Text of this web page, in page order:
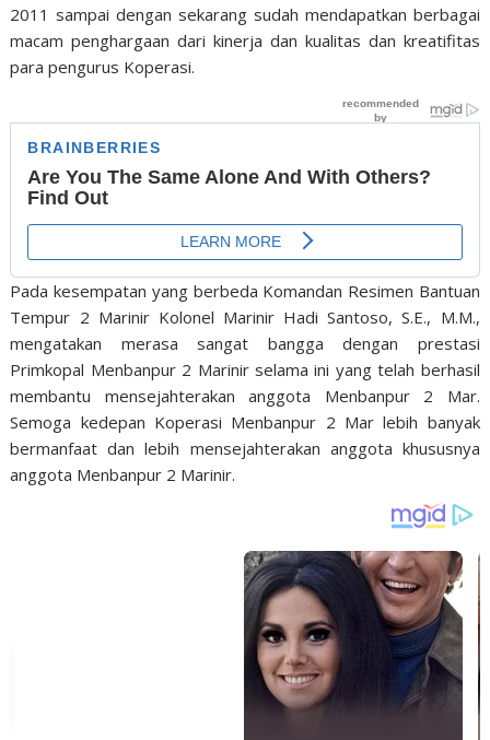
2011 sampai dengan sekarang sudah mendapatkan berbagai
macam penghargaan dari kinerja dan kualitas dan kreatifitas
para pengurus Koperasi.
Pada kesempatan yang berbeda Komandan Resimen Bantuan
Tempur 2 Marinir Kolonel Marinir Hadi Santoso, S.E., M.M.,
mengatakan merasa sangat bangga dengan prestasi
Primkopal Menbanpur 2 Marinir selama ini yang telah berhasil
membantu mensejahterakan anggota Menbanpur 2 Mar.
Semoga kedepan Koperasi Menbanpur 2 Mar lebih banyak
bermanfaat dan lebih mensejahterakan anggota khususnya
anggota Menbanpur 2 Marinir.